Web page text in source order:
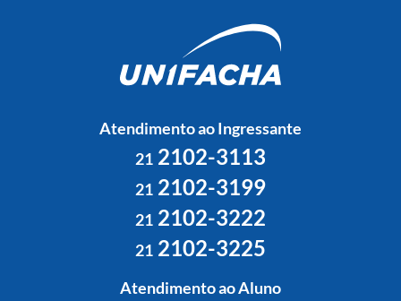
Atendimento ao Ingressante
212102-3113
212102-3199
212102-3222
212102-3225
Atendimento ao Aluno